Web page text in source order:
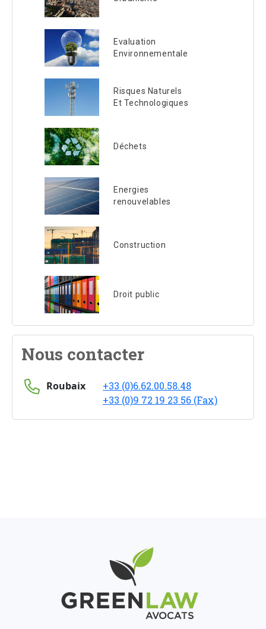
Evaluation
Environnementale
Risques Naturels
Et Technologiques
Déchets
Energies
renouvelables
Construction
Droit public
Nous contacter
Roubaix
+33 (0)6.62.00.58.48
+33 (0)9 72 19 23 56 (Fax)